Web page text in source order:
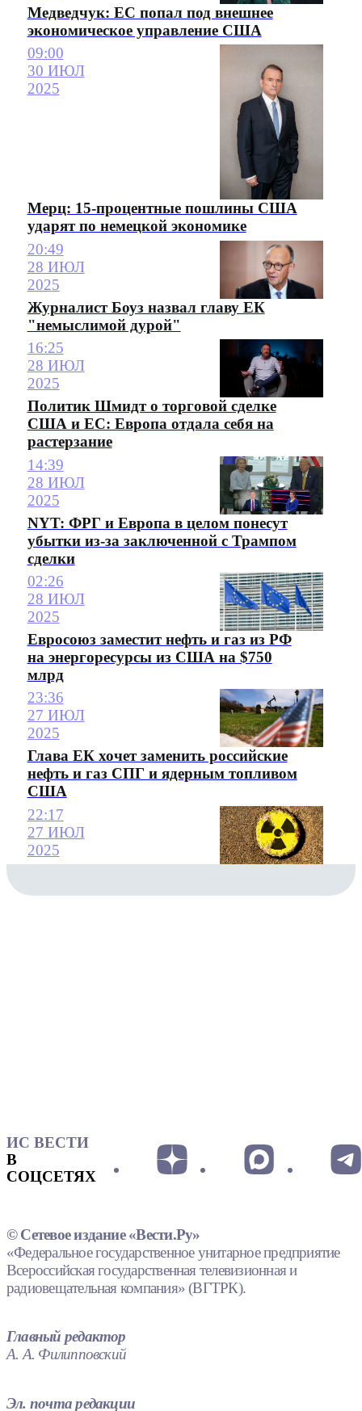
Медведчук: ЕС попал под внешнее
экономическое управление США
09:00
30 ИЮЛ
2025
Мерц: 15-процентные пошлины США
ударят по немецкой экономике
20:49
28 ИЮЛ
2025
Журналист Боуз назвал главу ЕК
"немыслимой дурой"
16:25
28 ИЮЛ
2025
Политик Шмидт о торговой сделке
США и ЕС: Европа отдала себя на
растерзание
14:39
28 ИЮЛ
2025
NYT: ФРГ и Европа в целом понесут
убытки из-за заключенной с Трампом
сделки
02:26
28 ИЮЛ
2025
Евросоюз заместит нефть и газ из РФ
на энергоресурсы из США на $750
млрд
23:36
27 ИЮЛ
2025
Глава ЕК хочет заменить российские
нефть и газ СПГ и ядерным топливом
США
22:17
27 ИЮЛ
2025
ИС ВЕСТИ
В
СОЦСЕТЯХ
© Сетевое издание «Вести.Ру»
«Федеральное государственное унитарное предприятие
Всероссийская государственная телевизионная и
радиовещательная компания» (ВГТРК).
Главный редактор
А. А. Филипповский
Эл. почта редакции